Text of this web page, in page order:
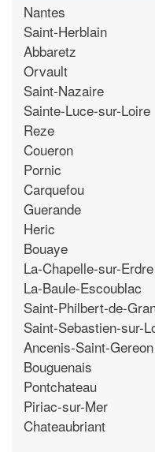
Nantes
Saint-Herblain
Abbaretz
Orvault
Saint-Nazaire
Sainte-Luce-sur-Loire
Reze
Coueron
Pornic
Carquefou
Guerande
Heric
Bouaye
La-Chapelle-sur-Erdre
La-Baule-Escoublac
Saint-Philbert-de-
Saint-Sebastien-sur-
Ancenis-Saint-Gereon
Bouguenais
Pontchateau
Piriac-sur-Mer
Chateaubriant